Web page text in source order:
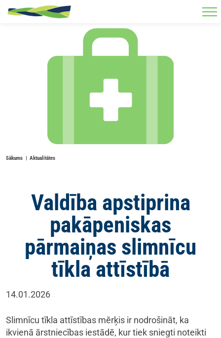
Skip to main content
Sākums Aktualitātes
Valdība apstiprina
pakāpeniskas
pārmaiņas slimnīcu
tīkla attīstībā
14.01.2026
Slimnīcu tīkla attīstības mērķis ir nodrošināt, ka
ikvienā ārstniecības iestādē, kur tiek sniegti noteikti